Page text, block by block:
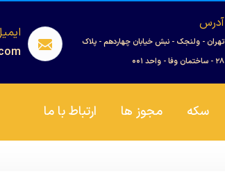
آدرس
تهران - ولنجک - نبش خیابان چهاردهم - پلاک
۲۸ - ساختمان وفا - واحد ۰۰۱
سکه مجوز ها ارتباط با ما